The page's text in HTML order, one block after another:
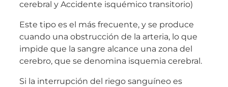
cerebral y Accidente isquémico transitorio)
Este tipo es el más frecuente, y se produce
cuando una obstrucción de la arteria, lo que
impide que la sangre alcance una zona del
cerebro, que se denomina isquemia cerebral.
Si la interrupción del riego sanguíneo es